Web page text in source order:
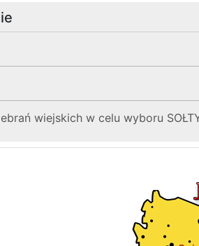
wiejskich w celu wyboru